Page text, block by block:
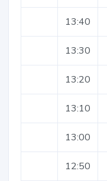
13:40
13:30
13:20
13:10
13:00
12:50